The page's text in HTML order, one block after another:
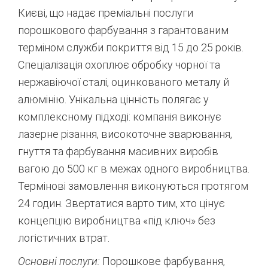
Києві, що надає преміальні послуги
порошкового фарбування з гарантованим
терміном служби покриття від 15 до 25 років.
Спеціалізація охоплює обробку чорної та
нержавіючої сталі, оцинкованого металу й
алюмінію. Унікальна цінність полягає у
комплексному підході: компанія виконує
лазерне різання, високоточне зварювання,
гнуття та фарбування масивних виробів
вагою до 500 кг в межах одного виробництва.
Термінові замовлення виконуються протягом
24 годин. Звертатися варто тим, хто цінує
концепцію виробництва «під ключ» без
логістичних втрат.
Основні послуги: Порошкове фарбування,